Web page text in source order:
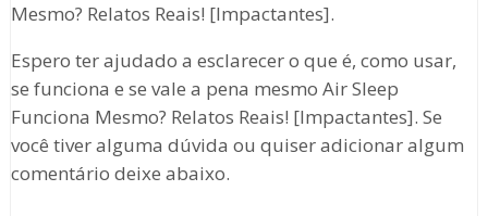
Mesmo? Relatos Reais! [Impactantes].
Espero ter ajudado a esclarecer o que é, como usar,
se funciona e se vale a pena mesmo Air Sleep
Funciona Mesmo? Relatos Reais! [Impactantes]. Se
você tiver alguma dúvida ou quiser adicionar algum
comentário deixe abaixo.